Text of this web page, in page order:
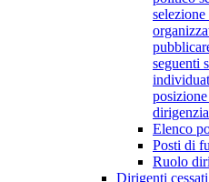
seguenti
Elenco
Posti di
Ruolo
Dirigenti cessati